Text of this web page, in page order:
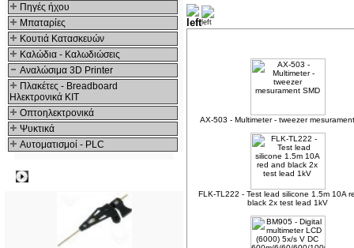
Πηγές ήχου
Μπαταρίες
Κουτιά Κατασκευών
Καλώδια - Καλωδιώσεις
Αναλώσιμα 3D Printer
Πλακέτες - Breadboard
Ηλεκτρονικά ΚΙΤ
Οπτοηλεκτρονικά
Ψυκτικά
Αυτοματισμοί - PLC
AX-503 - Multimeter - tweezer
FLK-TL222 - Test lead silicone 1.5m 10A
black 2x test lead 1kV